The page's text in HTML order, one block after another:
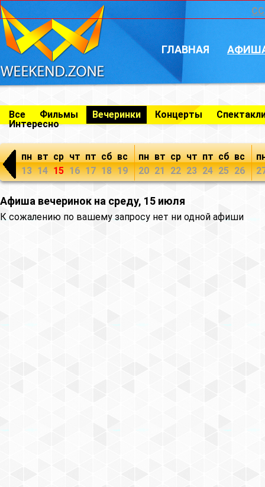
ГЛАВНАЯ
Все Фильмы Вечеринки Концерты
Интересно
пн
13
вт
14
ср
15
чт
16
пт
17
сб
18
вс
19
пн
20
вт
21
ср
22
чт
23
пт
24
сб
25
вс
26
Афиша вечеринок на среду, 15 июля
К сожалению по вашему запросу нет ни одной афиши